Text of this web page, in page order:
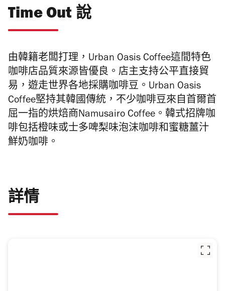
Time Out 說
由韓籍老闆打理，Urban Oasis Coffee這間特色
咖啡店品質來源皆優良。店主支持公平直接貿
易，遊走世界各地採購咖啡豆。Urban Oasis
Coffee堅持其韓國傳統，不少咖啡豆來自首爾首
屈一指的烘焙商Namusairo Coffee。韓式招牌咖
啡包括橙味或士多啤梨味泡沫咖啡和蜜糖薑汁
鮮奶咖啡。
詳情